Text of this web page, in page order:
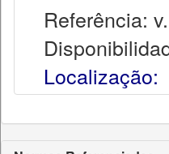
Referência:
Localização: